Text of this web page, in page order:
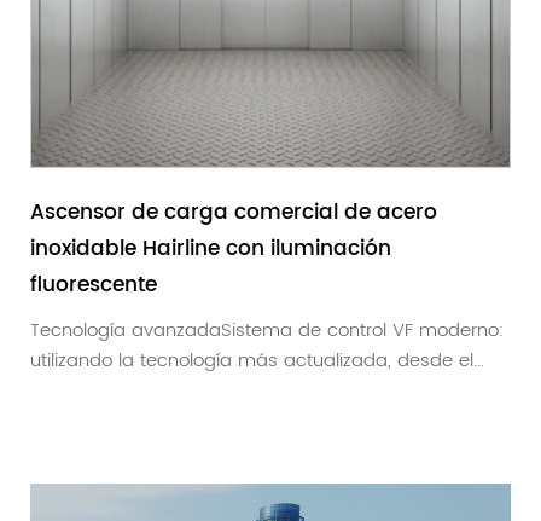
Ascensor de carga comercial de acero
inoxidable Hairline con iluminación
fluorescente
Tecnología avanzadaSistema de control VF moderno:
utilizando la tecnología más actualizada, desde el...